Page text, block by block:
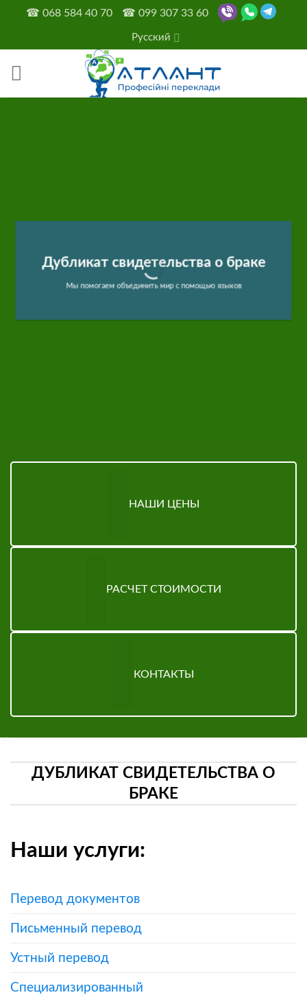
content
☎ 068 584 40 70 ☎ 099 307 33 60
Русский
Дубликат свидетельства о браке
Мы помогаем объединить мир с помощью языков
НАШИ ЦЕНЫ
РАСЧЕТ СТОИМОСТИ
КОНТАКТЫ
ДУБЛИКАТ СВИДЕТЕЛЬСТВА О
БРАКЕ
Наши услуги:
Перевод документов
Письменный перевод
Устный перевод
Специализированный